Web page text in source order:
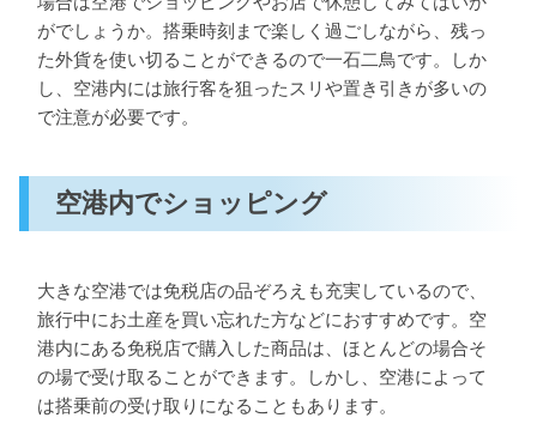
がでしょうか。搭乗時刻まで楽しく過ごしながら、残っ
た外貨を使い切ることができるので一石二鳥です。しか
し、空港内には旅行客を狙ったスリや置き引きが多いの
で注意が必要です。
空港内でショッピング
大きな空港では免税店の品ぞろえも充実しているので、
旅行中にお土産を買い忘れた方などにおすすめです。空
港内にある免税店で購入した商品は、ほとんどの場合そ
の場で受け取ることができます。しかし、空港によって
は搭乗前の受け取りになることもあります。